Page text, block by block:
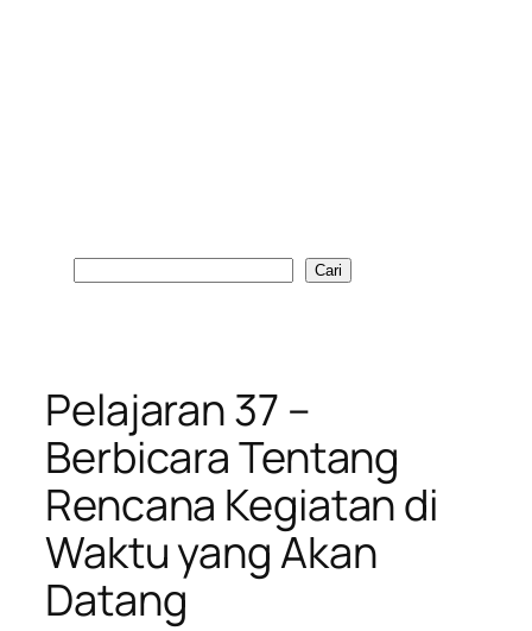
Cari
Pelajaran 37 –
Berbicara Tentang
Rencana Kegiatan di
Waktu yang Akan
Datang